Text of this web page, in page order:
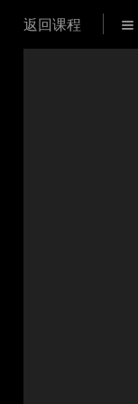
返回课程 